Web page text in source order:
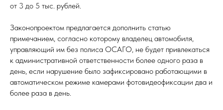
от 3 до 5 тыс. рублей.
Законопроектом предлагается дополнить статью
примечанием, согласно которому владелец автомобиля,
управляющий им без полиса ОСАГО, не будет привлекаться
к административной ответственности более одного раза в
день, если нарушение было зафиксировано работающими в
автоматическом режиме камерами фотовидеофиксации два и
более раза в день.